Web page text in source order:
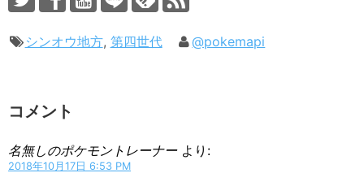
シンオウ地方, 第四世代 @pokemapi
コメント
名無しのポケモントレーナー より:
2018年10月17日 6:53 PM